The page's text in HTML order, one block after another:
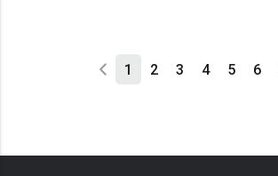
1 2 3 4 5 6